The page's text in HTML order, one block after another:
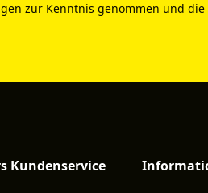
zur Kenntnis genommen und die
Kundenservice